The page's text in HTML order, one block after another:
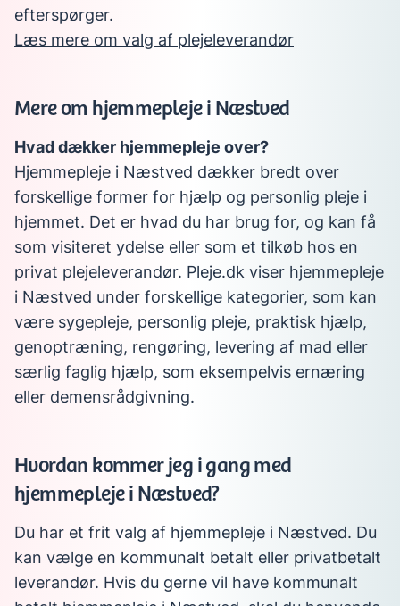
efterspørger.
Læs mere om valg af plejeleverandør
Mere om hjemmepleje i Næstved
Hvad dækker hjemmepleje over?
Hjemmepleje i Næstved dækker bredt over
forskellige former for hjælp og personlig pleje i
hjemmet. Det er hvad du har brug for, og kan få
som visiteret ydelse eller som et tilkøb hos en
privat plejeleverandør. Pleje.dk viser hjemmepleje
i Næstved under forskellige kategorier, som kan
være sygepleje, personlig pleje, praktisk hjælp,
genoptræning, rengøring, levering af mad eller
særlig faglig hjælp, som eksempelvis ernæring
eller demensrådgivning.
Hvordan kommer jeg i gang med
hjemmepleje i Næstved?
Du har et frit valg af hjemmepleje i Næstved. Du
kan vælge en kommunalt betalt eller privatbetalt
leverandør. Hvis du gerne vil have kommunalt